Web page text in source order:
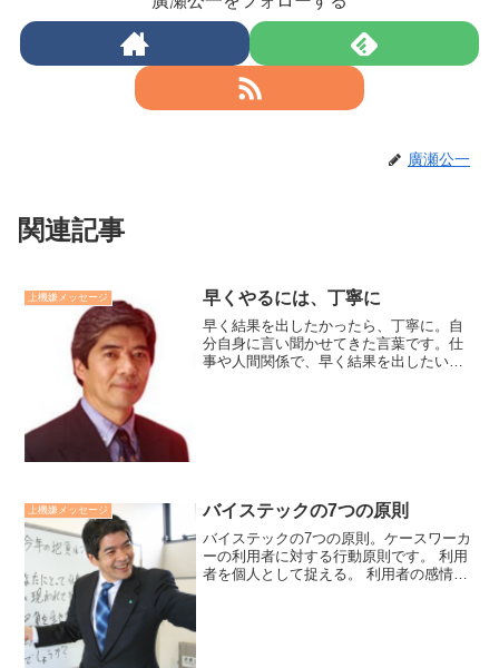
廣瀬公一
関連記事
上機嫌メッセージ 早くやるには、丁寧に
早く結果を出したかったら、丁寧に。自
分自身に言い聞かせてきた言葉です。仕
事や人間関係で、早く結果を出したいと
上機嫌メッセージ バイステックの7つの原則
バイステックの7つの原則。ケースワーカ
ーの利用者に対する行動原則です。 利用
者を個人として捉える。 利用者の感情表